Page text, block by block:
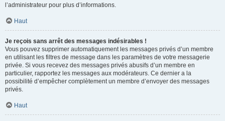
l’administrateur pour plus d’informations.
Haut
Je reçois sans arrêt des messages indésirables !
Vous pouvez supprimer automatiquement les messages privés d’un membre
en utilisant les filtres de message dans les paramètres de votre messagerie
privée. Si vous recevez des messages privés abusifs d’un membre en
particulier, rapportez les messages aux modérateurs. Ce dernier a la
possibilité d’empêcher complètement un membre d’envoyer des messages
privés.
Haut